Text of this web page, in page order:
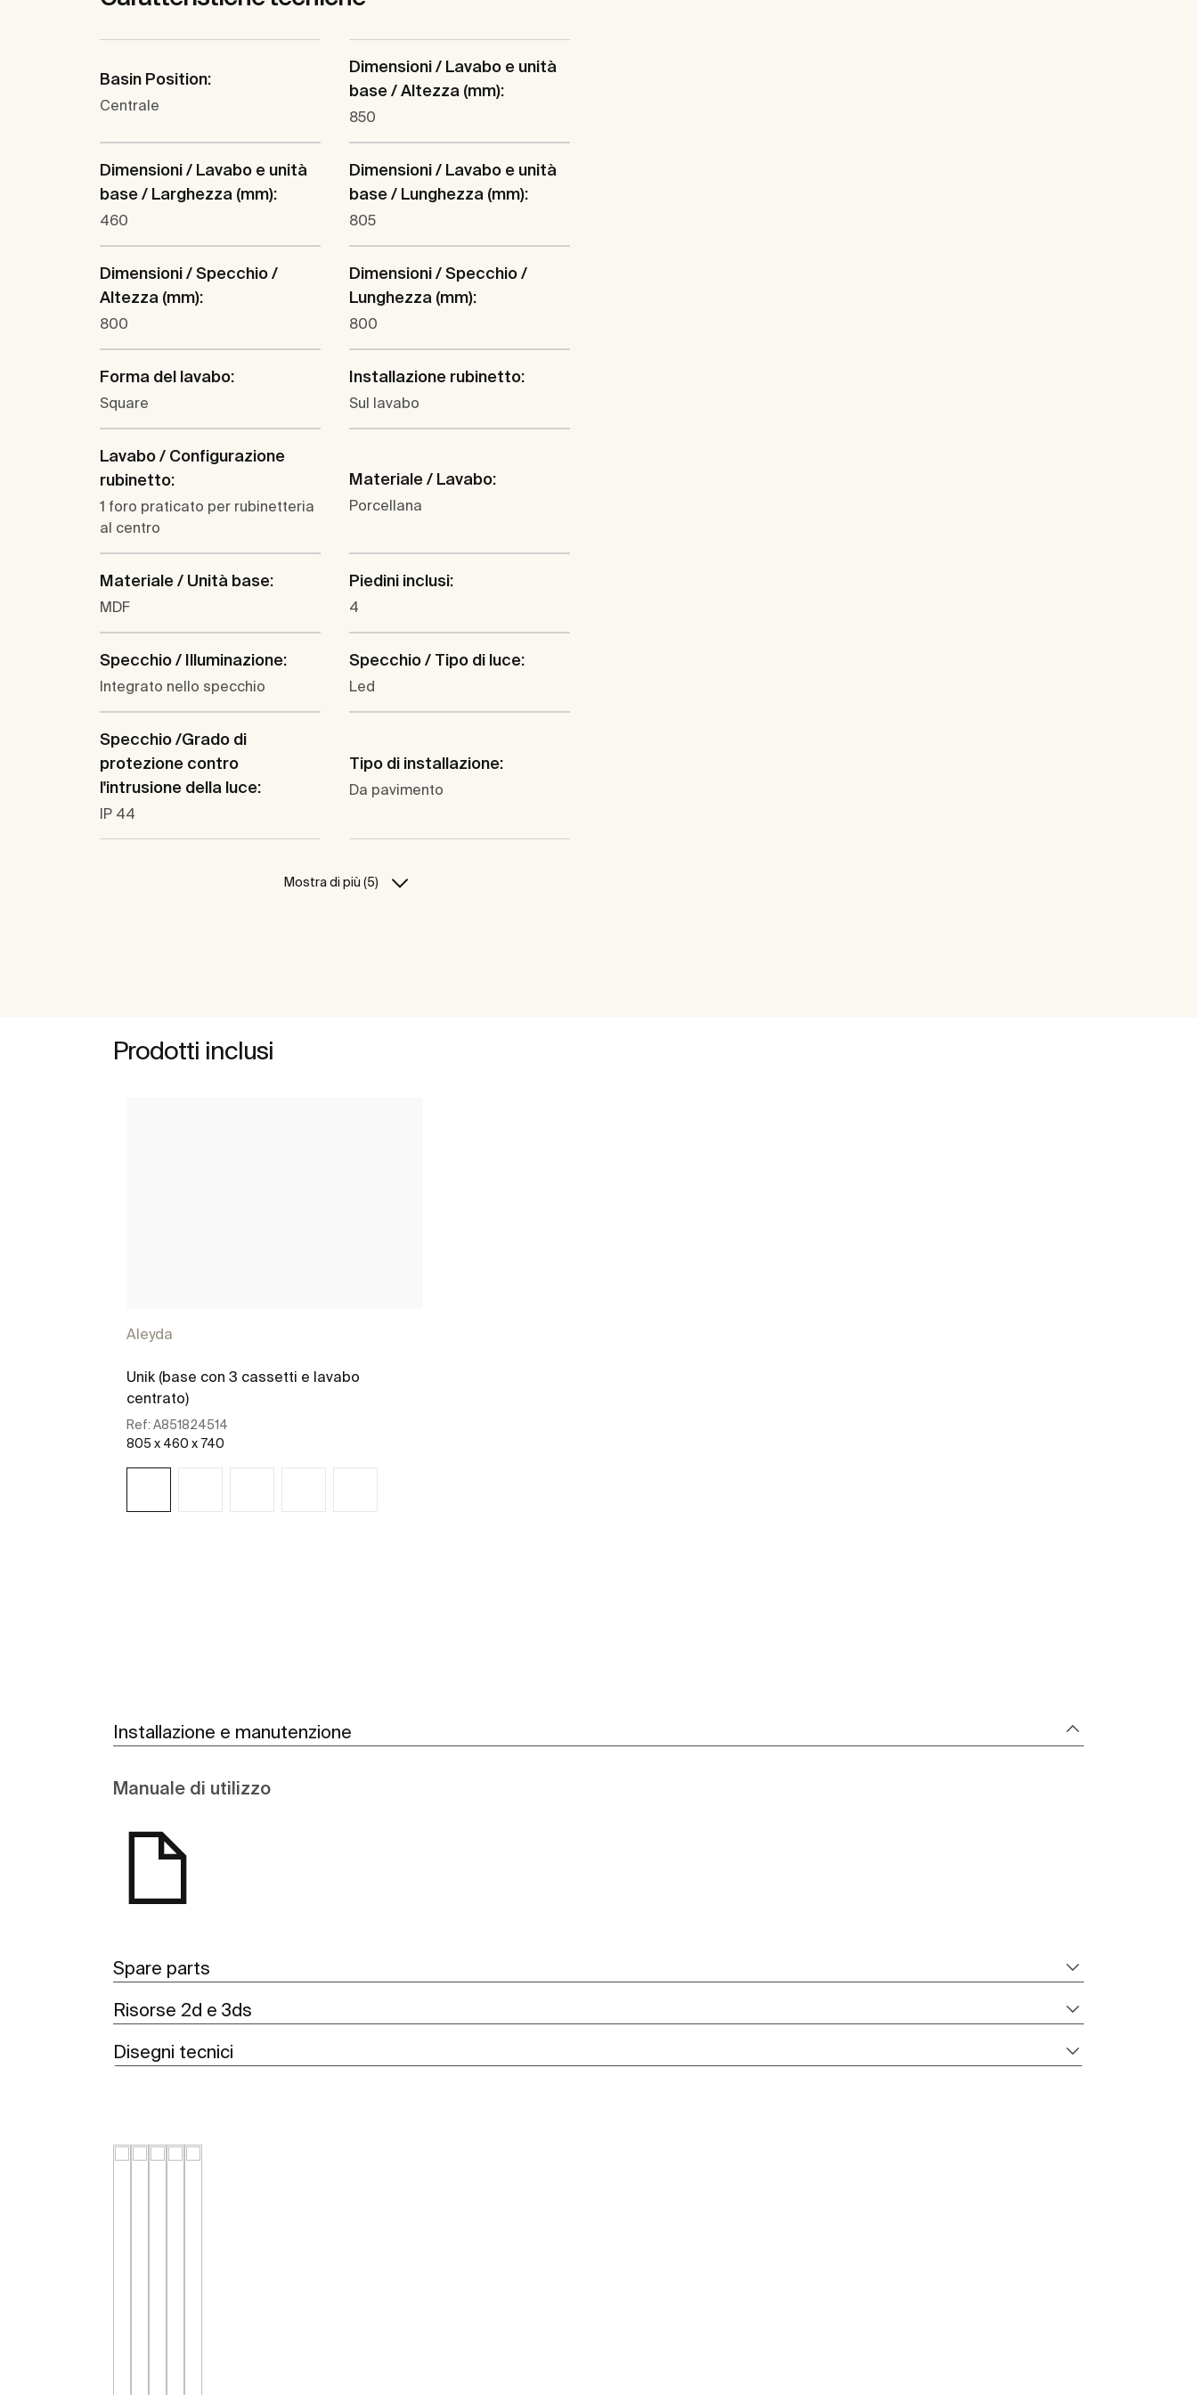
Basin Position:
Centrale
Dimensioni / Lavabo e unità
base / Altezza (mm):
850
Dimensioni / Lavabo e unità
base / Larghezza (mm):
460
Dimensioni / Lavabo e unità
base / Lunghezza (mm):
805
Dimensioni / Specchio /
Altezza (mm):
800
Dimensioni / Specchio /
Lunghezza (mm):
800
Forma del lavabo:
Square
Installazione rubinetto:
Sul lavabo
Lavabo / Configurazione
rubinetto:
1 foro praticato per rubinetteria
al centro
Materiale / Lavabo:
Porcellana
Materiale / Unità base:
MDF
Piedini inclusi:
4
Specchio / Illuminazione:
Integrato nello specchio
Specchio / Tipo di luce:
Led
Specchio /Grado di
protezione contro
l'intrusione della luce:
IP 44
Tipo di installazione:
Da pavimento
Mostra di più (5)
Prodotti inclusi
Aleyda
Unik (base con 3 cassetti e lavabo
centrato)
Ref: A851824514
805 x 460 x 740
Installazione e manutenzione
Manuale di utilizzo
Spare parts
Risorse 2d e 3ds
Disegni tecnici